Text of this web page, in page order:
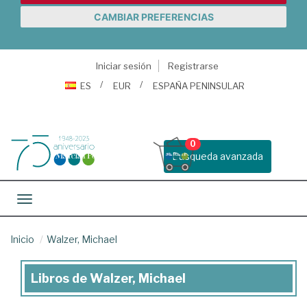
CAMBIAR PREFERENCIAS
Iniciar sesión
Registrarse
ES
EUR ESPAÑA PENINSULAR
Busqueda avanzada
0
Toggle navigation
Inicio Walzer, Michael
Libros
Libros de Walzer, Michael